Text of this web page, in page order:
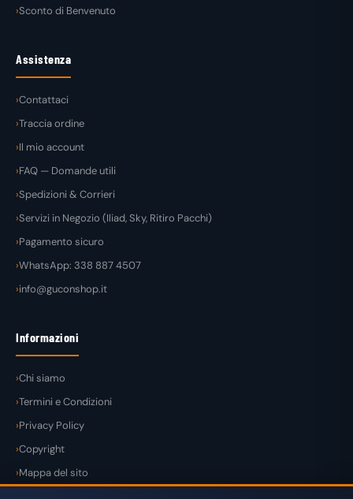
Sconto di Benvenuto
Assistenza
Contattaci
Traccia ordine
Il mio account
FAQ — Domande utili
Spedizioni & Corrieri
Servizi in Negozio (Iliad, Sky, Ritiro Pacchi)
Pagamento sicuro
WhatsApp: 338 887 4507
info@guconshop.it
Informazioni
Chi siamo
Termini e Condizioni
Privacy Policy
Copyright
Mappa del sito